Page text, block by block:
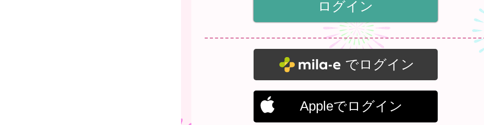
でログイン
Appleでログイン